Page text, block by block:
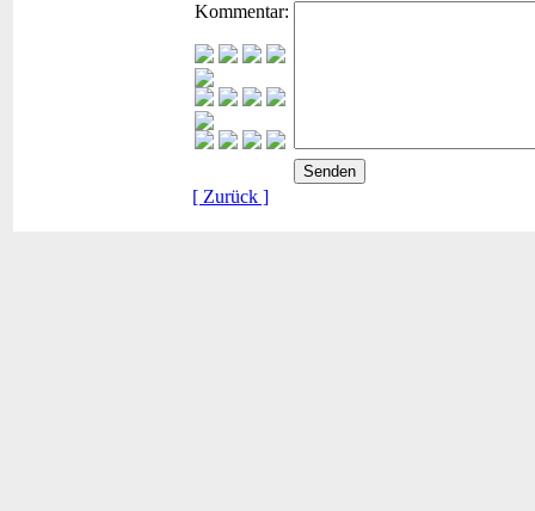
Kommentar:
[ Zurück ]